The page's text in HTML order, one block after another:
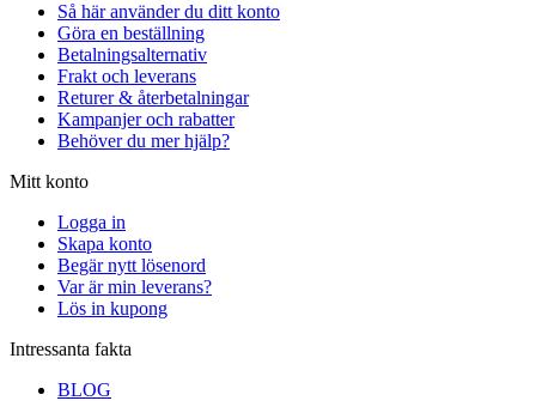
Så här använder du ditt konto
Göra en beställning
Betalningsalternativ
Frakt och leverans
Returer & återbetalningar
Kampanjer och rabatter
Behöver du mer hjälp?
Mitt konto
Logga in
Skapa konto
Begär nytt lösenord
Var är min leverans?
Lös in kupong
Intressanta fakta
BLOG